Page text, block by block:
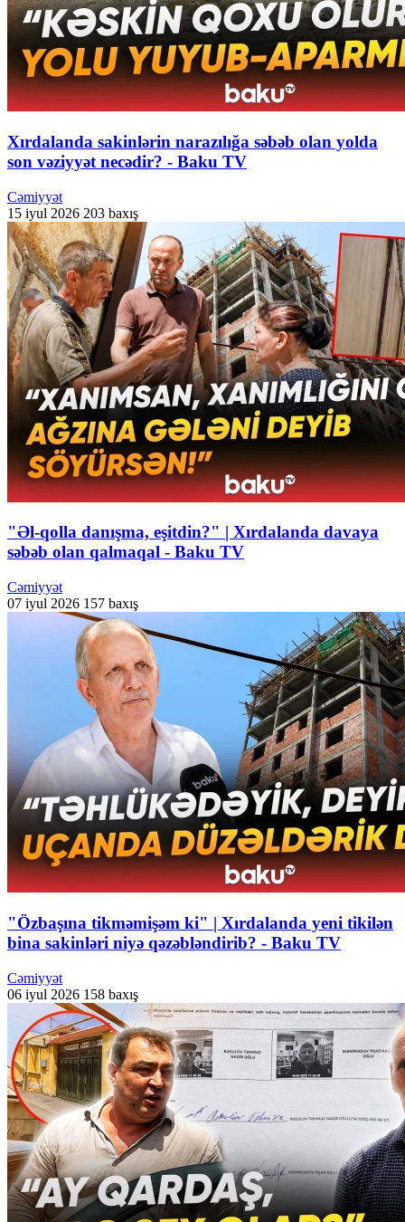
Xırdalanda sakinlərin narazılığa səbəb olan yolda
son vəziyyət necədir? - Baku TV
Cəmiyyət
15 iyul 2026 203 baxış
"Əl-qolla danışma, eşitdin?" | Xırdalanda davaya
səbəb olan qalmaqal - Baku TV
Cəmiyyət
07 iyul 2026 157 baxış
"Özbaşına tikməmişəm ki" | Xırdalanda yeni tikilən
bina sakinləri niyə qəzəbləndirib? - Baku TV
Cəmiyyət
06 iyul 2026 158 baxış